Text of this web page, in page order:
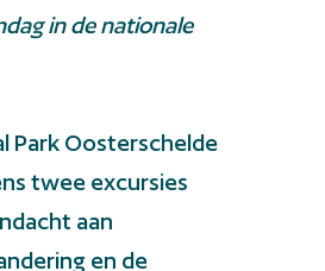
in de nationale
Park Oosterschelde
twee excursies
aan
en de